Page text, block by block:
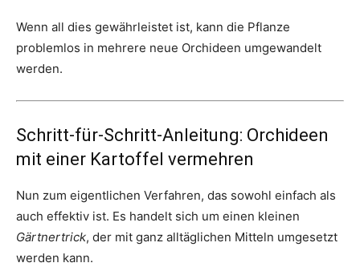
Wenn all dies gewährleistet ist, kann die Pflanze
problemlos in mehrere neue Orchideen umgewandelt
werden.
Schritt-für-Schritt-Anleitung: Orchideen
mit einer Kartoffel vermehren
Nun zum eigentlichen Verfahren, das sowohl einfach als
auch effektiv ist. Es handelt sich um einen kleinen
Gärtnertrick, der mit ganz alltäglichen Mitteln umgesetzt
werden kann.